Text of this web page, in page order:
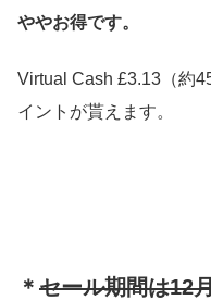
ややお得です。
Virtual Cash £3.13（約
イントが貰えます。
＊ セール期間は12